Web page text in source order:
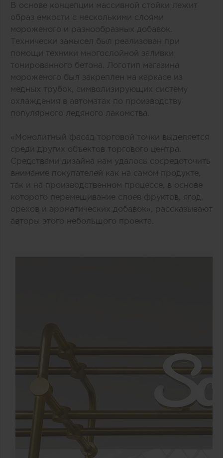
В основе концепции массивной стойки лежит
образ емкости с несколькими слоями
мороженого и разнообразных добавок.
Технически замысел был реализован при
помощи техники многослойной заливки
тонированного бетона. Логотип магазина
мороженого был закреплен на каркасе из
медных трубок, символизирующих систему
охлаждения в автоматах по производству
популярного ледяного лакомства.
«Монолитный фасад торговой точки выделяется
среди других объектов торгового центра.
Средствами дизайна нам удалось сосредоточить
внимание покупателей как на самом продукте,
так и на производственном процессе, в основе
которого перемешивание слоев фруктов, ягод,
орехов и ароматических добавок», рассказывают
авторы этого небольшого проекта.